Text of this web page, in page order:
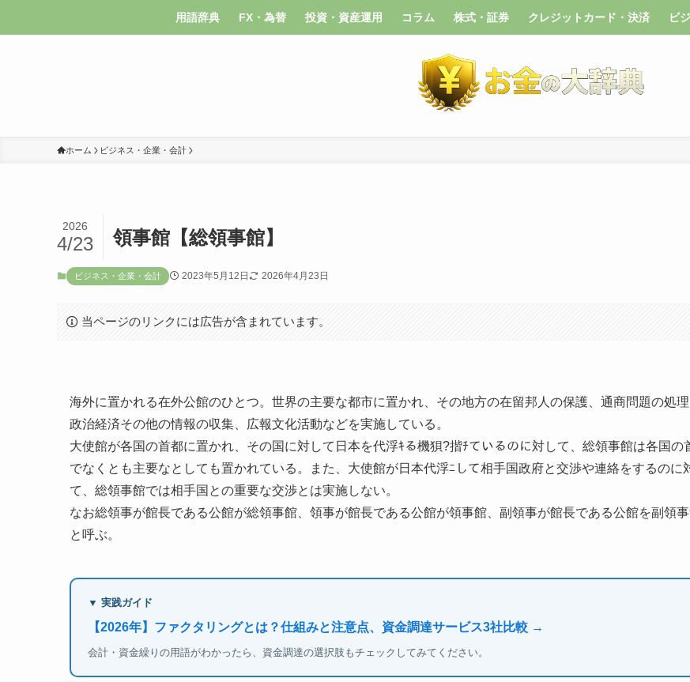
用語辞典 FX・為替 投資・資産運用 コラム 株式・証券 クレジットカード・決済 ビ
ホーム ビジネス・企業・会計
領事館【総領事館】
2026
4/23
ビジネス・企業・会計 2023年5月12日 2026年4月23日
当ページのリンクには広告が含まれています。
海外に置かれる在外公館のひとつ。世界の主要な都市に置かれ、その地方の在留邦人の保護、通商問題の処理
政治経済その他の情報の収集、広報文化活動などを実施している。
大使館が各国の首都に置かれ、その国に対して日本を代浮ｷる機狽?揩ﾁているのに対して、総領事館は各国の
でなくとも主要なとしても置かれている。また、大使館が日本代浮ﾆして相手国政府と交渉や連絡をするのに
て、総領事館では相手国との重要な交渉とは実施しない。
なお総領事が館長である公館が総領事館、領事が館長である公館が領事館、副領事が館長である公館を副領
と呼ぶ。
▼ 実践ガイド
【2026年】ファクタリングとは？仕組みと注意点、資金調達サービス3社比較 →
会計・資金繰りの用語がわかったら、資金調達の選択肢もチェックしてみてください。